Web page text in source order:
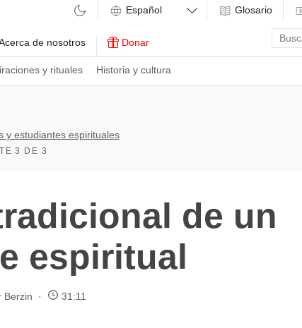
y rituales Historia y cultura
de nosotros Donar
Glosario
Enter
search
term
y estudiantes espirituales
3 DE 3
de un
espiritual
Berzin 31:11